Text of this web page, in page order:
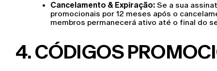
Cancelamento & Expiração: Se a sua
promocionais por 12 meses após o
membros permanecerá ativo até o final do
4. CÓDIGOS